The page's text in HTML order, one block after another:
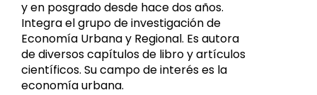
y en posgrado desde hace dos años.
Integra el grupo de investigación de
Economía Urbana y Regional. Es autora
de diversos capítulos de libro y artículos
científicos. Su campo de interés es la
economía urbana.